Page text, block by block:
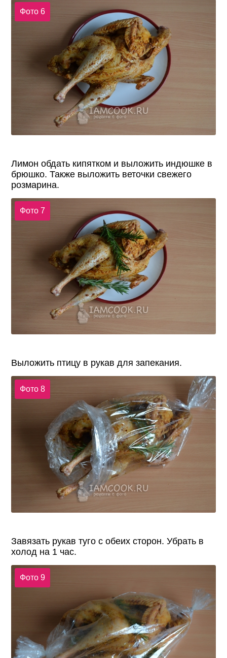
Фото 6
Лимон обдать кипятком и выложить индюшке в
брюшко. Также выложить веточки свежего
розмарина.
Фото 7
Выложить птицу в рукав для запекания.
Фото 8
Завязать рукав туго с обеих сторон. Убрать в
холод на 1 час.
Фото 9